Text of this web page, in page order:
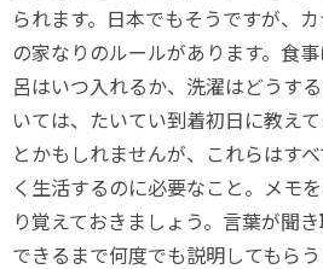
られます。日本でもそうですが、
の家なりのルールがあります。食
呂はいつ入れるか、洗濯はどうす
いては、たいてい到着初日に教え
とかもしれませんが、これらはす
く生活するのに必要なこと。メモ
り覚えておきましょう。言葉が聞
できるまで何度でも説明してもら